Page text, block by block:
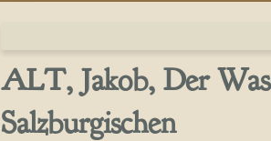
ALT, Jakob, Der
Salzburgischen